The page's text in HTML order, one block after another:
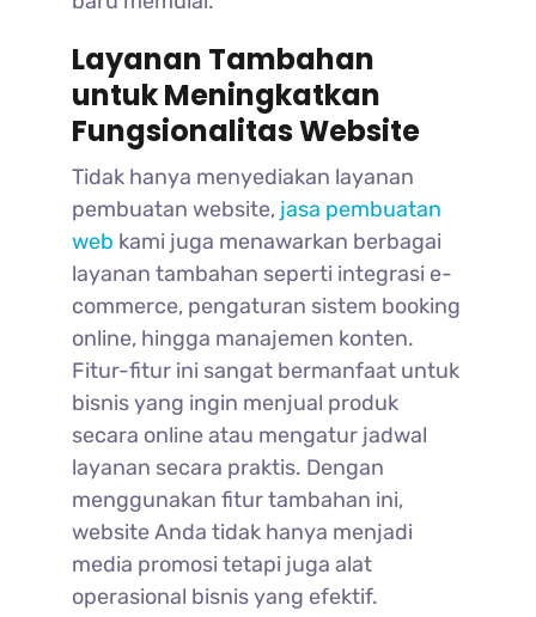
Layanan Tambahan
untuk Meningkatkan
Fungsionalitas Website
Tidak hanya menyediakan layanan
pembuatan website, jasa pembuatan
web kami juga menawarkan berbagai
layanan tambahan seperti integrasi e-
commerce, pengaturan sistem booking
online, hingga manajemen konten.
Fitur-fitur ini sangat bermanfaat untuk
bisnis yang ingin menjual produk
secara online atau mengatur jadwal
layanan secara praktis. Dengan
menggunakan fitur tambahan ini,
website Anda tidak hanya menjadi
media promosi tetapi juga alat
operasional bisnis yang efektif.